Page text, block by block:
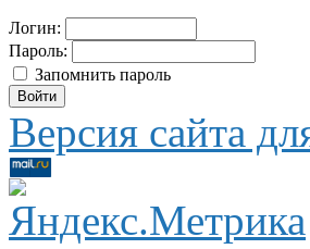
Логин:
Пароль:
Запомнить пароль
Версия сайта